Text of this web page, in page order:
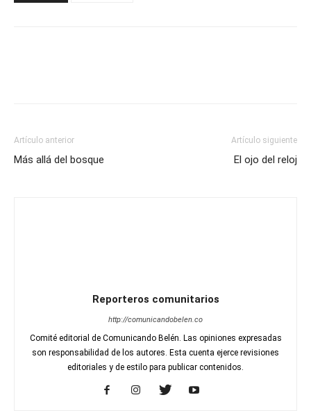
Artículo anterior
Más allá del bosque
Artículo siguiente
El ojo del reloj
Reporteros comunitarios
http://comunicandobelen.co
Comité editorial de Comunicando Belén. Las opiniones expresadas
son responsabilidad de los autores. Esta cuenta ejerce revisiones
editoriales y de estilo para publicar contenidos.